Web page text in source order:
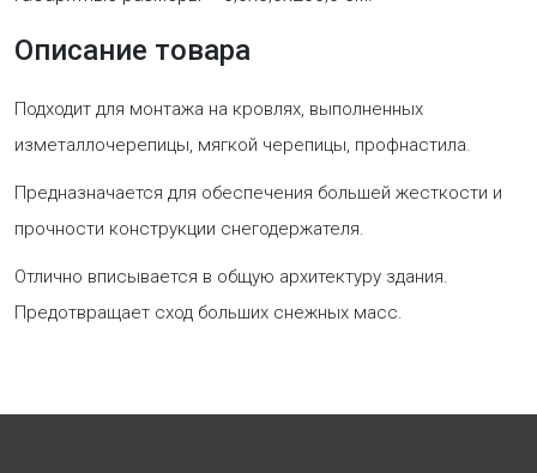
Описание товара
Подходит для монтажа на кровлях, выполненных
изметаллочерепицы, мягкой черепицы, профнастила.
Предназначается для обеспечения большей жесткости и
прочности конструкции снегодержателя.
Отлично вписывается в общую архитектуру здания.
Предотвращает сход больших снежных масс.